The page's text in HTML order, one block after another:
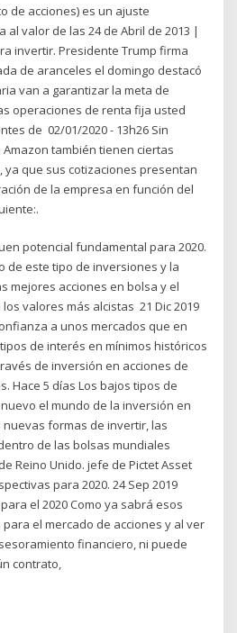
de acciones) es un ajuste
al valor de las 24 de Abril de 2013 |
invertir. Presidente Trump firma
de aranceles el domingo destacó
van a garantizar la meta de
operaciones de renta fija usted
de 02/01/2020 - 13h26 Sin
también tienen ciertas
que sus cotizaciones presentan
de la empresa en función del
potencial fundamental para 2020.
de este tipo de inversiones y la
mejores acciones en bolsa y el
valores más alcistas 21 Dic 2019
a unos mercados que en
de interés en mínimos históricos
de inversión en acciones de
Hace 5 días Los bajos tipos de
el mundo de la inversión en
formas de invertir, las
de las bolsas mundiales
Reino Unido. jefe de Pictet Asset
para 2020. 24 Sep 2019
el 2020 Como ya sabrá esos
el mercado de acciones y al ver
financiero, ni puede
contrato,